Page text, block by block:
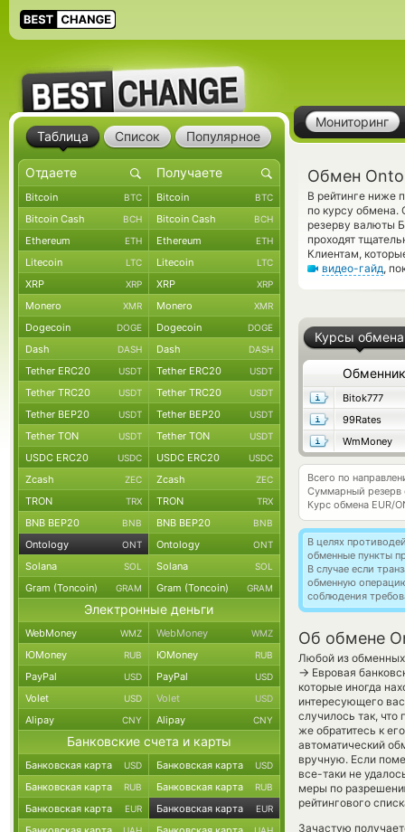
Мониторинг
Обмен
В рейтинге ниже
по курсу обмена.
резерву валюты
проходят
Клиентам,
видео-гайд,
Курсы обмена
Обменник
Bitok777
99Rates
WmMoney
Всего по
Суммарный резерв
Курс обмена EUR/
В целях
обменные пункты
В случае если
обменную
соблюдения
Об обмене
Любой из обменных
→ Евровая
которые иногда
интересующего
случилось так,
же обратитесь к
автоматический
вручную. Если
все-таки не
меры по
рейтингового
Зачастую
Таблица Список Популярное
Bitcoin BTC Bitcoin BTC
Bitcoin Cash BCH Bitcoin Cash BCH
Ethereum ETH Ethereum ETH
Litecoin LTC Litecoin LTC
XRP XRP XRP XRP
Monero XMR Monero XMR
Dogecoin DOGE Dogecoin DOGE
Dash DASH Dash DASH
Tether ERC20 USDT Tether ERC20 USDT
Tether TRC20 USDT Tether TRC20 USDT
Tether BEP20 USDT Tether BEP20 USDT
Tether TON USDT Tether TON USDT
USDC ERC20 USDC USDC ERC20 USDC
Zcash ZEC Zcash ZEC
TRON TRX TRON TRX
BNB BEP20 BNB BNB BEP20 BNB
Ontology ONT Ontology ONT
Solana SOL Solana SOL
Gram (Toncoin) GRAM Gram (Toncoin) GRAM
Электронные деньги
WebMoney WMZ WebMoney WMZ
ЮMoney RUB ЮMoney RUB
PayPal USD PayPal USD
Volet USD Volet USD
Alipay CNY Alipay CNY
Банковские счета и карты
Банковская карта USD Банковская карта USD
Банковская карта RUB Банковская карта RUB
Банковская карта EUR Банковская карта EUR